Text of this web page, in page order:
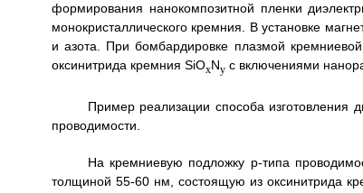
формирования нанокомпозитной пленки
монокристаллического кремния. В установке
и азота. При бомбардировке плазмой
оксинитрида кремния SiOxNyс включениями
Пример реализации способа изготовления
проводимости.
На кремниевую подложку p-типа
толщиной 55-60 нм, состоящую из оксинитрида